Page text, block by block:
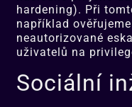
hardening). Při
například
neautorizované
uživatelů na
Sociální